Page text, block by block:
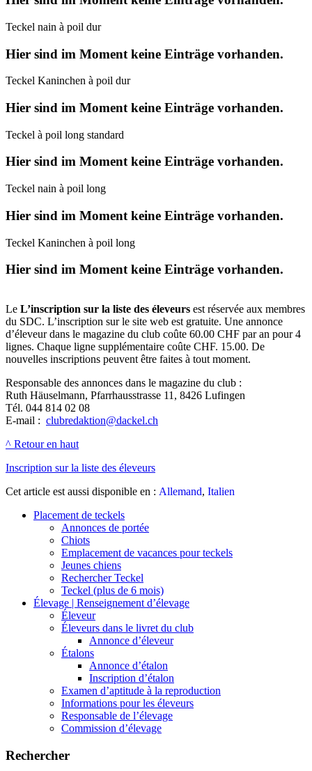
Teckel nain à poil dur
Hier sind im Moment keine Einträge vorhanden.
Teckel Kaninchen à poil dur
Hier sind im Moment keine Einträge vorhanden.
Teckel à poil long standard
Hier sind im Moment keine Einträge vorhanden.
Teckel nain à poil long
Hier sind im Moment keine Einträge vorhanden.
Teckel Kaninchen à poil long
Hier sind im Moment keine Einträge vorhanden.
Le L’inscription sur la liste des éleveurs est réservée aux membres
du SDC. L’inscription sur le site web est gratuite. Une annonce
d’éleveur dans le magazine du club coûte 60.00 CHF par an pour 4
lignes. Chaque ligne supplémentaire coûte CHF. 15.00. De
nouvelles inscriptions peuvent être faites à tout moment.
Responsable des annonces dans le magazine du club :
Ruth Häuselmann, Pfarrhausstrasse 11, 8426 Lufingen
Tél. 044 814 02 08
E-mail : clubredaktion@dackel.ch
^ Retour en haut
Inscription sur la liste des éleveurs
Cet article est aussi disponible en : Allemand Italien
Placement de teckels
Annonces de portée
Chiots
Emplacement de vacances pour teckels
Jeunes chiens
Rechercher Teckel
Teckel (plus de 6 mois)
Élevage | Renseignement d’élevage
Éleveur
Éleveurs dans le livret du club
Annonce d’éleveur
Étalons
Annonce d’étalon
Inscription d’étalon
Examen d’aptitude à la reproduction
Informations pour les éleveurs
Responsable de l’élevage
Commission d’élevage
Rechercher